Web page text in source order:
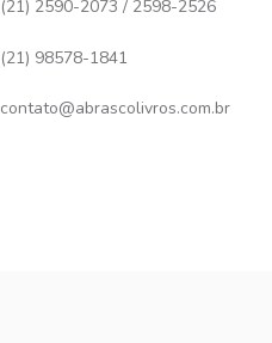
(21) 2590-2073 / 2598-2526
(21) 98578-1841
contato@abrascolivros.com.br